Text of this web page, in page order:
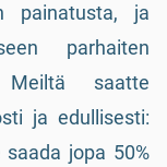
painatusta, ja
parhaiten
Meiltä saatte
ja edullisesti:
jopa 50%